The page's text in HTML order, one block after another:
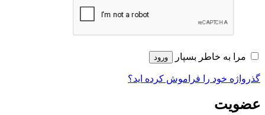
مرا به خاطر بسپار ورود
گذرواژه خود را فراموش کرده اید؟
عضویت